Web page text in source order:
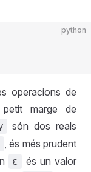
python
operacions de
marge de
són dos reals
, és més prudent
ε
és un valor